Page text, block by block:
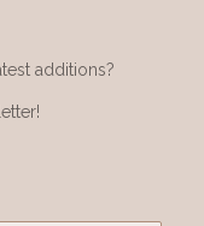
additions?